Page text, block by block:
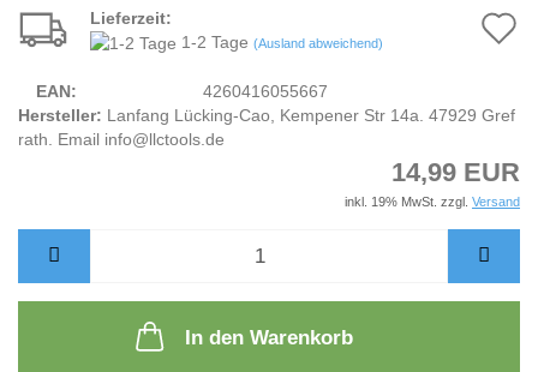
Lieferzeit:
1-2 Tage (Ausland abweichend)
EAN:
4260416055667
Hersteller: Lanfang Lücking-Cao, Kempener Str 14a. 47929 Gref
rath. Email info@llctools.de
14,99 EUR
inkl. 19% MwSt. zzgl. Versand
In den Warenkorb